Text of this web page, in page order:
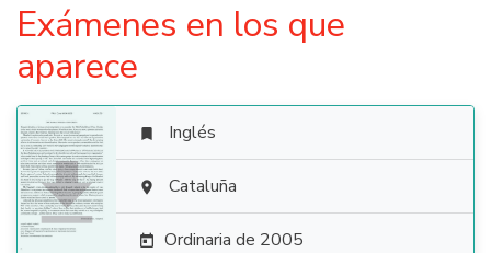
Exámenes en los que
aparece

 Inglés
 Cataluña
 Ordinaria de 2005